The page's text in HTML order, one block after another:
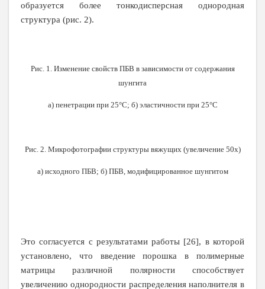
образуется более тонкодисперсная однородная
структура (рис. 2).
Рис. 1. Изменение свойств ПБВ в зависимости от содержания
шунгита
а) пенетрации при 25°С; б) эластичности при 25°С
Рис. 2. Микрофотографии структуры вяжущих (увеличение 50x)
а) исходного ПБВ; б) ПБВ, модифицированное шунгитом
Это согласуется с результатами работы [26], в которой
установлено, что введение порошка в полимерные
матрицы различной полярности способствует
увеличению однородности распределения наполнителя в